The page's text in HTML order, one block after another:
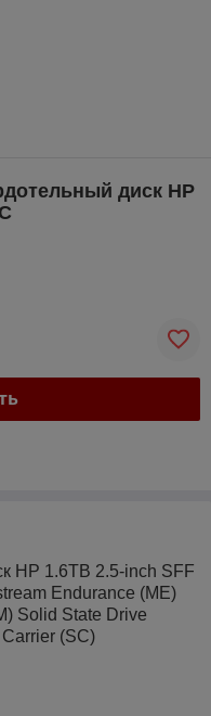
диск HP
HP 1.6TB 2.5-inch SFF
Endurance (ME)
Solid State Drive
(SC)